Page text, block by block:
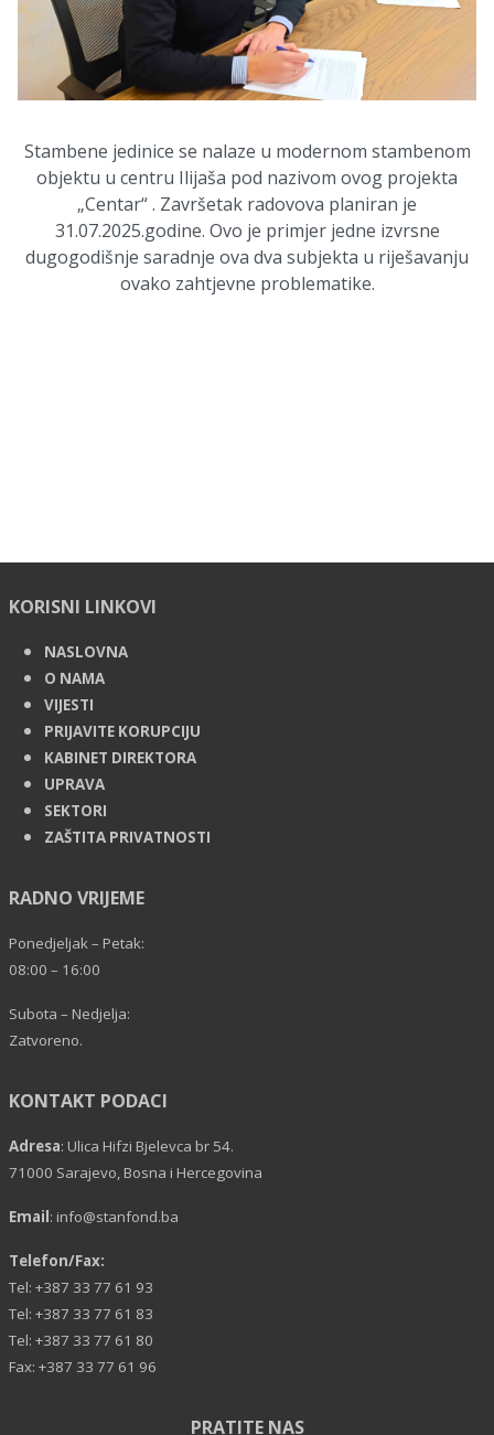
Stambene jedinice se nalaze u modernom stambenom
objektu u centru Ilijaša pod nazivom ovog projekta
„Centar“ . Završetak radovova planiran je
31.07.2025.godine. Ovo je primjer jedne izvrsne
dugogodišnje saradnje ova dva subjekta u riješavanju
ovako zahtjevne problematike.
KORISNI LINKOVI
NASLOVNA
O NAMA
VIJESTI
PRIJAVITE KORUPCIJU
KABINET DIREKTORA
UPRAVA
SEKTORI
ZAŠTITA PRIVATNOSTI
RADNO VRIJEME
Ponedjeljak – Petak:
08:00 – 16:00
Subota – Nedjelja:
Zatvoreno.
KONTAKT PODACI
Adresa: Ulica Hifzi Bjelevca br 54.
71000 Sarajevo, Bosna i Hercegovina
Email: info@stanfond.ba
Telefon/Fax:
Tel: +387 33 77 61 93
Tel: +387 33 77 61 83
Tel: +387 33 77 61 80
Fax: +387 33 77 61 96
PRATITE NAS